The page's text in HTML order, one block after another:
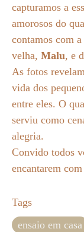
capturamos a
amorosos do
contamos com
velha, Malu, e
As fotos
vida dos
entre eles. O
serviu como
alegria.
Convido todos
encantarem
Tags
ensaio em casa